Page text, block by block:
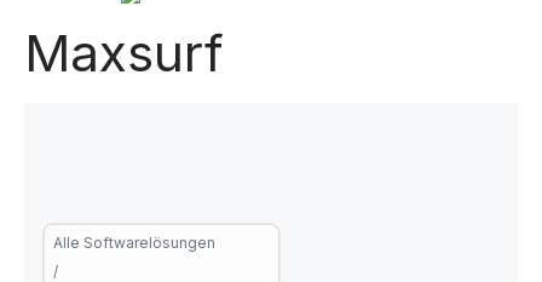
Maxsurf
Alle Softwarelösungen
/